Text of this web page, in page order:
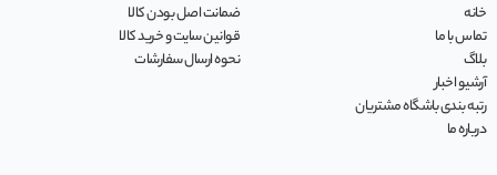
خانه
تماس با ما
بلاگ
آرشیو اخبار
رتبه بندی باشگاه مشتریان
درباره ما
ضمانت اصل بودن کالا
قوانین سایت و خرید کالا
نحوه ارسال سفارشات